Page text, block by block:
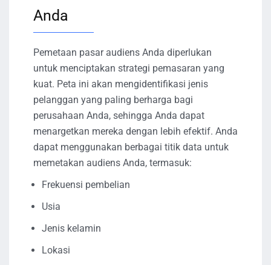
Anda
Pemetaan pasar audiens Anda diperlukan
untuk menciptakan strategi pemasaran yang
kuat. Peta ini akan mengidentifikasi jenis
pelanggan yang paling berharga bagi
perusahaan Anda, sehingga Anda dapat
menargetkan mereka dengan lebih efektif. Anda
dapat menggunakan berbagai titik data untuk
memetakan audiens Anda, termasuk:
Frekuensi pembelian
Usia
Jenis kelamin
Lokasi